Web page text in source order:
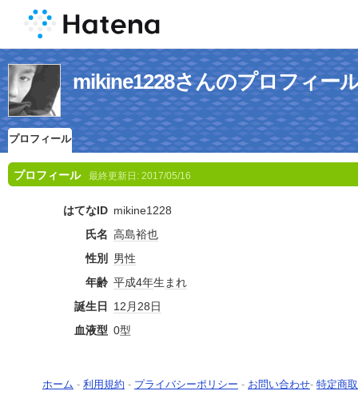
mikine1228さんのプロフィー
プロフィール
プロフィール 最終更新日: 2017/05/16
はてなID mikine1228
氏名 高島裕也
性別
男性
年齢 平成4年生まれ
誕生日
12月28日
血液型 0型
ホーム - 利用規約 - プライバシーポリシー - お問い合わせ- 特定商